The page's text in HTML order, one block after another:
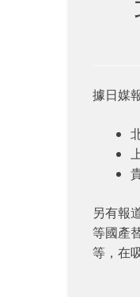
據日媒
另有報
等國產
等，在